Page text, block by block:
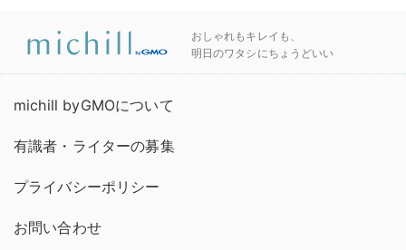
おしゃれもキレイも、
明日のワタシにちょうどいい
michill byGMOについて
有識者・ライターの募集
プライバシーポリシー
お問い合わせ